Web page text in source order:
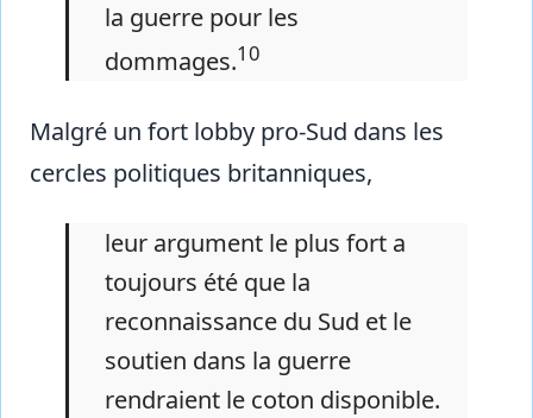
la guerre pour les
dommages.10
Malgré un fort lobby pro-Sud dans les
cercles politiques britanniques,
leur argument le plus fort a
toujours été que la
reconnaissance du Sud et le
soutien dans la guerre
rendraient le coton disponible.